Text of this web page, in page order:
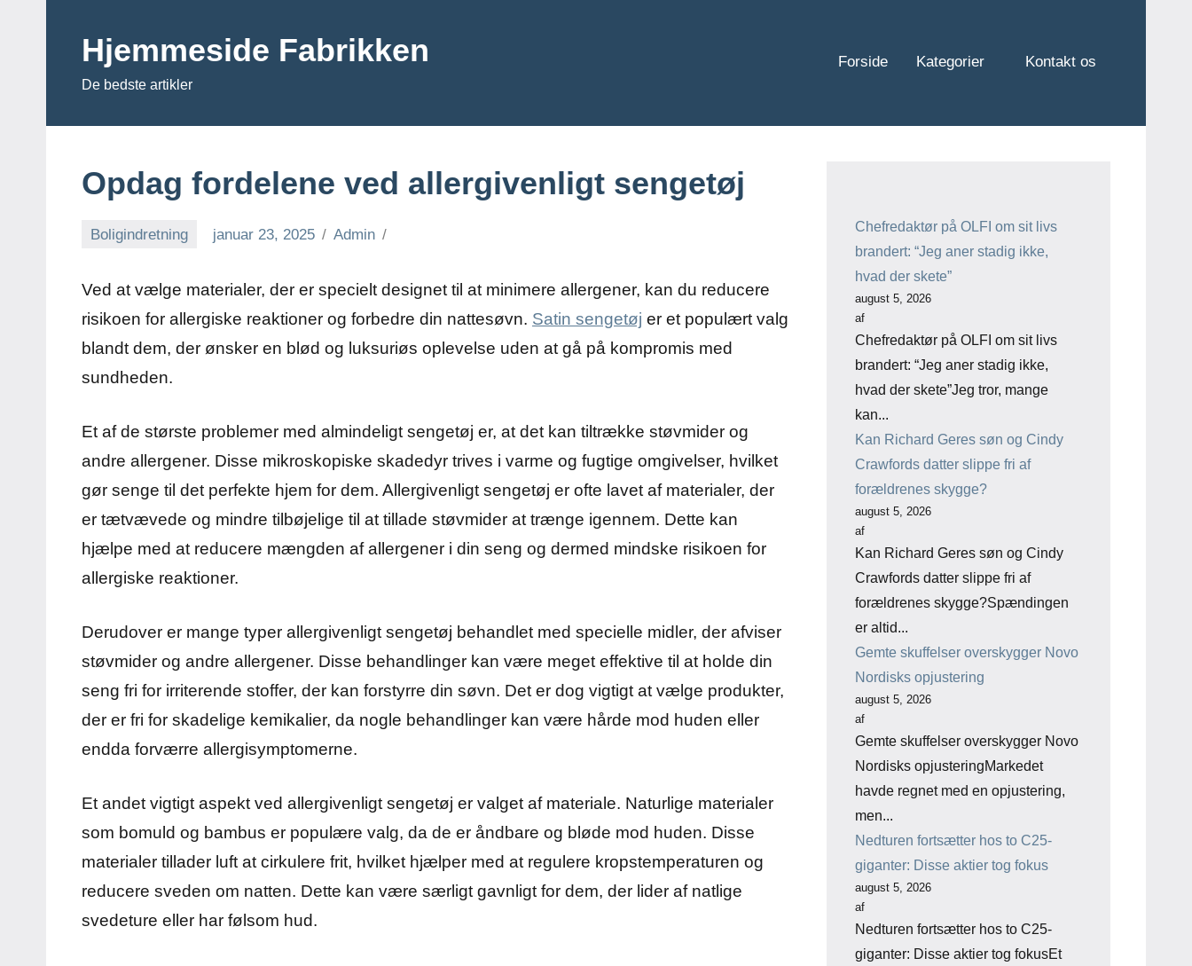
indholdHjemmeside Fabrikken
De bedste artikler
Forside Kategorier Kontakt os
Opdag fordelene ved allergivenligt sengetøj
Boligindretning januar 23, 2025 Admin
Ved at vælge materialer, der er specielt designet til at minimere allergener, kan du reducere
risikoen for allergiske reaktioner og forbedre din nattesøvn. Satin sengetøj er et populært valg
blandt dem, der ønsker en blød og luksuriøs oplevelse uden at gå på kompromis med
sundheden.
Et af de største problemer med almindeligt sengetøj er, at det kan tiltrække støvmider og
andre allergener. Disse mikroskopiske skadedyr trives i varme og fugtige omgivelser, hvilket
gør senge til det perfekte hjem for dem. Allergivenligt sengetøj er ofte lavet af materialer, der
er tætvævede og mindre tilbøjelige til at tillade støvmider at trænge igennem. Dette kan
hjælpe med at reducere mængden af allergener i din seng og dermed mindske risikoen for
allergiske reaktioner.
Derudover er mange typer allergivenligt sengetøj behandlet med specielle midler, der afviser
støvmider og andre allergener. Disse behandlinger kan være meget effektive til at holde din
seng fri for irriterende stoffer, der kan forstyrre din søvn. Det er dog vigtigt at vælge produkter,
der er fri for skadelige kemikalier, da nogle behandlinger kan være hårde mod huden eller
endda forværre allergisymptomerne.
Et andet vigtigt aspekt ved allergivenligt sengetøj er valget af materiale. Naturlige materialer
som bomuld og bambus er populære valg, da de er åndbare og bløde mod huden. Disse
materialer tillader luft at cirkulere frit, hvilket hjælper med at regulere kropstemperaturen og
reducere sveden om natten. Dette kan være særligt gavnligt for dem, der lider af natlige
svedeture eller har følsom hud.
Chefredaktør på OLFI om sit livs
brandert: “Jeg aner stadig ikke,
hvad der skete”
august 5, 2026
af
Chefredaktør på OLFI om sit livs
brandert: “Jeg aner stadig ikke,
hvad der skete”Jeg tror, mange
kan...
Kan Richard Geres søn og Cindy
Crawfords datter slippe fri af
forældrenes skygge?
august 5, 2026
af
Kan Richard Geres søn og Cindy
Crawfords datter slippe fri af
forældrenes skygge?Spændingen
er altid...
Gemte skuffelser overskygger Novo
Nordisks opjustering
august 5, 2026
af
Gemte skuffelser overskygger Novo
Nordisks opjusteringMarkedet
havde regnet med en opjustering,
men...
Nedturen fortsætter hos to C25-
giganter: Disse aktier tog fokus
august 5, 2026
af
Nedturen fortsætter hos to C25-
giganter: Disse aktier tog fokusEt